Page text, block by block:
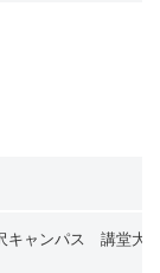
キャンパス 講堂大